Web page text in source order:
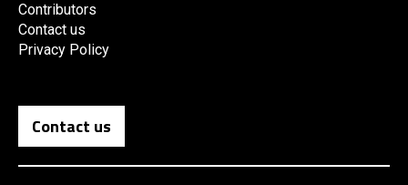
Contributors
Contact us
Privacy Policy
Contact us